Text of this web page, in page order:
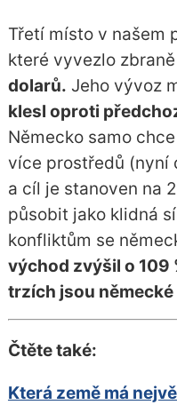
Třetí místo v našem
které vyvezlo
dolarů. Jeho vývoz
klesl oproti
Německo samo
více prostředů (nyní
a cíl je stanoven na
působit jako klidná
konfliktům se
východ zvýšil o 109
trzích jsou
Čtěte také:
Která země má